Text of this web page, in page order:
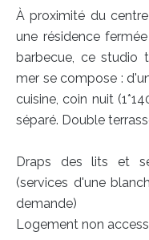
À proximité du
une résidence
barbecue, ce studio
mer se compose :
cuisine, coin nuit
séparé. Double
Draps des lits et
(services d'une
demande)
Logement non